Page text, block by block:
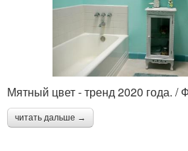
Мятный цвет - тренд 2020 года. /
читать дальше →